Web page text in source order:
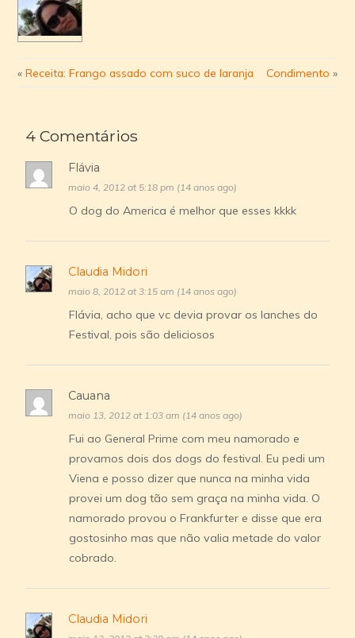
«Receita: Frango assado com suco de laranja Condimento »
4 Comentários
Flávia
maio 4, 2012 at 5:18 pm (14 anos ago)
O dog do America é melhor que esses kkkk
Claudia Midori
maio 8, 2012 at 3:15 am (14 anos ago)
Flávia, acho que vc devia provar os lanches do
Festival, pois são deliciosos
Cauana
maio 13, 2012 at 1:03 am (14 anos ago)
Fui ao General Prime com meu namorado e
provamos dois dos dogs do festival. Eu pedi um
Viena e posso dizer que nunca na minha vida
provei um dog tão sem graça na minha vida. O
namorado provou o Frankfurter e disse que era
gostosinho mas que não valia metade do valor
cobrado.
Claudia Midori